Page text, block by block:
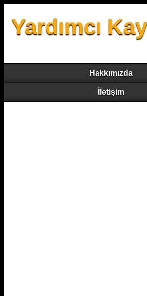
Yardımcı
Hakkımızda
İletişim